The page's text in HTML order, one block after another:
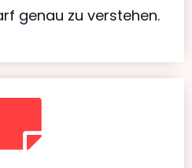
genau zu verstehen.